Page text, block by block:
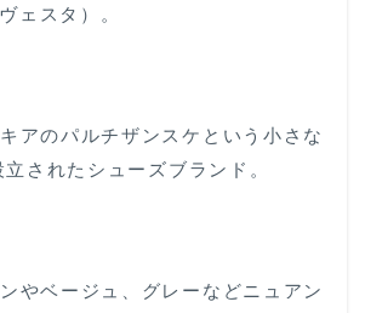
ェスタ）。
アのパルチザンスケという小さな
されたシューズブランド。
やベージュ、グレーなどニュアン